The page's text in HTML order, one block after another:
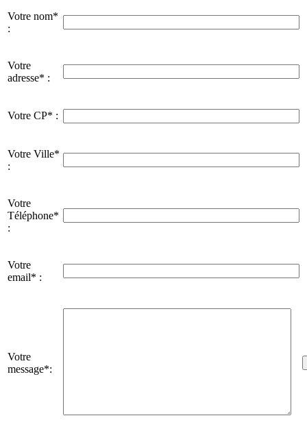
Votre nom*
:
Votre
adresse* :
Votre CP* :
Votre Ville*
:
Votre
Téléphone*
:
Votre
email* :
Votre
message*: